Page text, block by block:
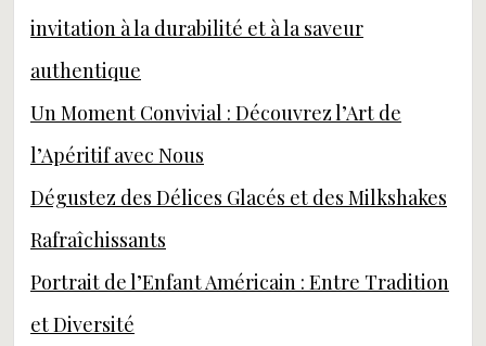
invitation à la durabilité et à la saveur
authentique
Un Moment Convivial : Découvrez l’Art de
l’Apéritif avec Nous
Dégustez des Délices Glacés et des Milkshakes
Rafraîchissants
Portrait de l’Enfant Américain : Entre Tradition
et Diversité